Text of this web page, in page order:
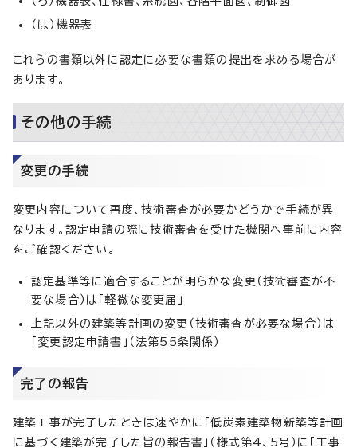
（は）機器表
これらの書類以外に認定に必要な書類の提出を求める場合が
あります。
その他の手続
変更の手続
変更内容について再度、技術審査が必要かどうかで手続が異
なります。認定申請の際に技術審査を受けた機関へ事前に内容
をご確認ください。
認定基準等に適合することが明らかな変更（技術審査が不
要な場合）は「軽微な変更届」
上記以外の建築等計画の変更（技術審査が必要な場合）は
「変更認定申請書」（法第55条関係）
完了の報告
建築工事が完了したときは速やかに「低炭素建築物新築等計画
に基づく建築が完了した旨の報告書」（様式第4、5号）に「工事